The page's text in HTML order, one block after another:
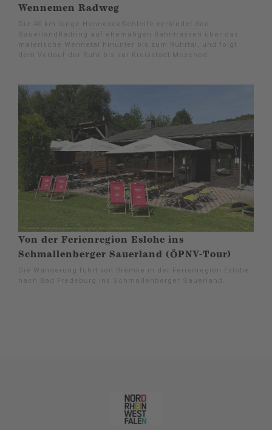
Wennemen Radweg
Die 40 km lange HenneseeSchleife verbindet den
SauerlandRadring auf ehemaligen Bahntrassen über das
malerische Wennetal hinunter bis zum Ruhrtal, und folgt
dem Verlauf der Ruhr bis zur Kreisstadt Mesched
Von der Ferienregion Eslohe ins
Schmallenberger Sauerland (ÖPNV-Tour)
Die Wanderung führt von Bremke in der Ferienregion Eslohe
nach Bad Fredeburg ins Schmallenberger Sauerland.